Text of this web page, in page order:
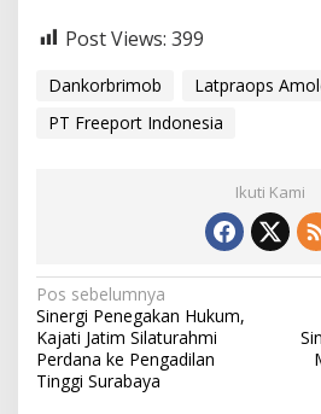
Post Views: 399
Dankorbrimob
Latpraops
PT Freeport Indonesia
Ikuti Kami
N
a
v
Pos sebelumnya
Sinergi Penegakan Hukum,
Kajati Jatim Silaturahmi
Perdana ke Pengadilan
Tinggi Surabaya